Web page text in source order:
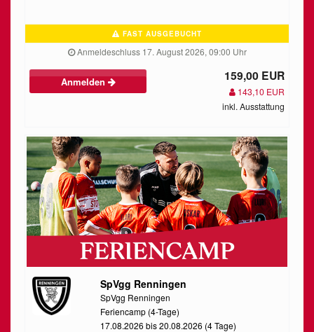
FAST AUSGEBUCHT
Anmeldeschluss 17. August 2026, 09:00 Uhr
Anmelden 159,00 EUR
143,10 EUR
inkl. Ausstattung
SpVgg Renningen
SpVgg Renningen
Feriencamp (4-Tage)
17.08.2026 bis 20.08.2026 (4 Tage)